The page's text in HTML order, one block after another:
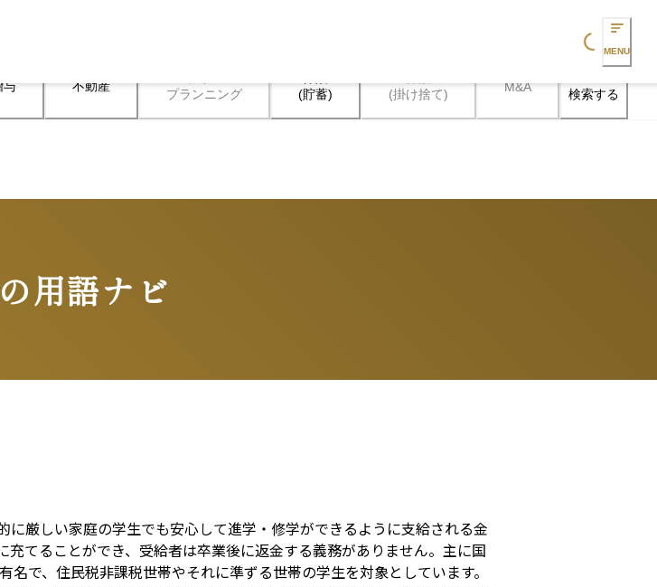
Loading...
MENU
与 不動産
プランニング
(貯蓄)
(掛け捨て)
M&A 検索する
用語ナビ
厳しい家庭の学生でも安心して進学・修学ができるように支給される金
てることができ、受給者は卒業後に返金する義務がありません。主に国
で、住民税非課税世帯やそれに準ずる世帯の学生を対象としています。